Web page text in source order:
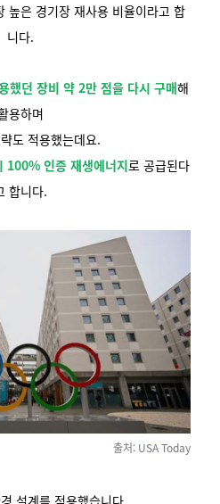
높은 경기장 재사용 비율이라고 합
니다.
했던 장비 약 2만 점을 다시 구매해
용하며
도 적용했는데요.
100% 인증 재생에너지로 공급된다
합니다.
출처: USA Today
설계를 적용했습니다.